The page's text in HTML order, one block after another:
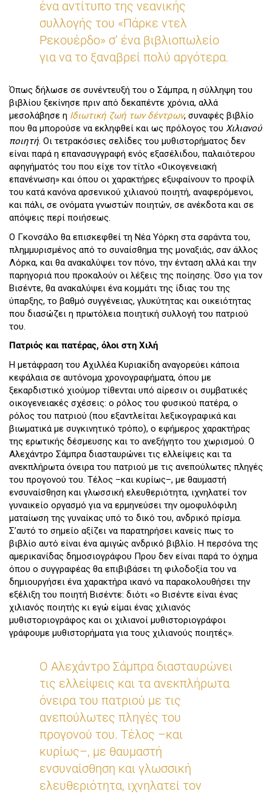
ένα αντίτυπο της νεανικής
συλλογής του «Πάρκε ντελ
Ρεκουέρδο» σ’ ένα βιβλιοπωλείο
για να το ξαναβρεί πολύ αργότερα.
Όπως δήλωσε σε συνέντευξή του ο Σάμπρα, η σύλληψη του
βιβλίου ξεκίνησε πριν από δεκαπέντε χρόνια, αλλά
μεσολάβησε η Ιδιωτική ζωή των δέντρων, συναφές βιβλίο
που θα μπορούσε να εκληφθεί και ως πρόλογος του Χιλιανού
ποιητή. Οι τετρακόσιες σελίδες του μυθιστορήματος δεν
είναι παρά η επανασυγγραφή ενός εξασέλιδου, παλαιότερου
αφηγήματός του που είχε τον τίτλο «Oικογενειακή
επανένωση» και όπου οι χαρακτήρες εξυφαίνουν το προφίλ
του κατά κανόνα αρσενικού χιλιανού ποιητή, αναφερόμενοι,
και πάλι, σε ονόματα γνωστών ποιητών, σε ανέκδοτα και σε
απόψεις περί ποιήσεως.
Ο Γκονσάλο θα επισκεφθεί τη Νέα Υόρκη στα σαράντα του,
πλημμυρισμένος από το συναίσθημα της μοναξιάς, σαν άλλος
Λόρκα, και θα ανακαλύψει τον πόνο, την ένταση αλλά και την
παρηγοριά που προκαλούν οι λέξεις της ποίησης. Όσο για τον
Βισέντε, θα ανακαλύψει ένα κομμάτι της ίδιας του της
ύπαρξης, το βαθμό συγγένειας, γλυκύτητας και οικειότητας
που διασώζει η πρωτόλεια ποιητική συλλογή του πατριού
του.
Πατριός και πατέρας, όλοι στη Χιλή
Η μετάφραση του Αχιλλέα Κυριακίδη αναγορεύει κάποια
κεφάλαια σε αυτόνομα χρονογραφήματα, όπου με
ξεκαρδιστικό χιούμορ τίθενται υπό αίρεσιν οι συμβατικές
οικογενειακές σχέσεις: ο ρόλος του φυσικού πατέρα, ο
ρόλος του πατριού (που εξαντλείται λεξικογραφικά και
βιωματικά με συγκινητικό τρόπο), ο εφήμερος χαρακτήρας
της ερωτικής δέσμευσης και το ανεξήγητο του χωρισμού. Ο
Αλεχάντρο Σάμπρα διασταυρώνει τις ελλείψεις και τα
ανεκπλήρωτα όνειρα του πατριού με τις ανεπούλωτες πληγές
του προγονού του. Τέλος –και κυρίως–, με θαυμαστή
ενσυναίσθηση και γλωσσική ελευθεριότητα, ιχνηλατεί τον
γυναικείο οργασμό για να ερμηνεύσει την ομοφυλόφιλη
ματαίωση της γυναίκας υπό το δικό του, ανδρικό πρίσμα.
Σ’αυτό το σημείο αξίζει να παρατηρήσει κανείς πως το
βιβλίο αυτό είναι ένα αμιγώς ανδρικό βιβλίο. Η περσόνα της
αμερικανίδας δημοσιογράφου Πρου δεν είναι παρά το όχημα
όπου ο συγγραφέας θα επιβιβάσει τη φιλοδοξία του να
δημιουργήσει ένα χαρακτήρα ικανό να παρακολουθήσει την
εξέλιξη του ποιητή Βισέντε: διότι «ο Βισέντε είναι ένας
χιλιανός ποιητής κι εγώ είμαι ένας χιλιανός
μυθιστοριογράφος και οι χιλιανοί μυθιστοριογράφοι
γράφουμε μυθιστορήματα για τους χιλιανούς ποιητές».
Ο Αλεχάντρο Σάμπρα διασταυρώνει
τις ελλείψεις και τα ανεκπλήρωτα
όνειρα του πατριού με τις
ανεπούλωτες πληγές του
προγονού του. Τέλος –και
κυρίως–, με θαυμαστή
ενσυναίσθηση και γλωσσική
ελευθεριότητα, ιχνηλατεί τον